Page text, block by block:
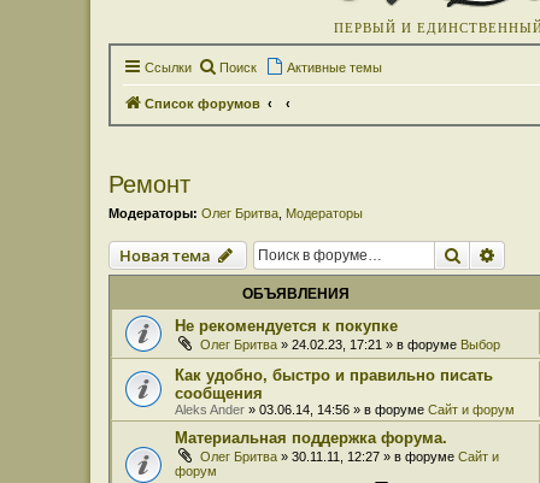
ПЕРВЫЙ И
Ссылки Поиск Активные темы
Список форумов
Ремонт
Модераторы: Олег Бритва Модераторы
Новая тема Поиск
ОБЪЯВЛЕНИЯ
Не рекомендуется к покупке
Олег Бритва » 24.02.23, 17:21 » в форуме Выбор
Как удобно, быстро и правильно писать
сообщения
Aleks Ander » 03.06.14, 14:56 » в форуме Сайт и форум
Материальная поддержка форума.
Олег Бритва » 30.11.11, 12:27 » в форуме Сайт и
форум